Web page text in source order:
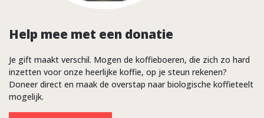
Help mee met een donatie
Je gift maakt verschil. Mogen de koffieboeren, die zich zo hard
inzetten voor onze heerlijke koffie, op je steun rekenen?
Doneer direct en maak de overstap naar biologische koffieteelt
mogelijk.